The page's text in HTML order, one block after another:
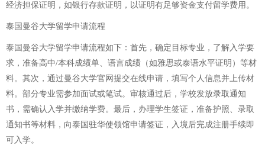
经济担保证明，如银行存款证明，以证明有足够资金支付留学费用。
泰国曼谷大学留学申请流程
泰国曼谷大学留学申请流程如下：首先，确定目标专业，了解入学要
求，准备高中/本科成绩单、语言成绩（如雅思或泰语水平证明）等材
料。其次，通过曼谷大学官网提交在线申请，填写个人信息并上传材
料。部分专业需参加面试或笔试。审核通过后，学校发放录取通知
书，需确认入学并缴纳学费。最后，办理学生签证，准备护照、录取
通知书等材料，向泰国驻华使领馆申请签证，入境后完成注册手续即
可入学。